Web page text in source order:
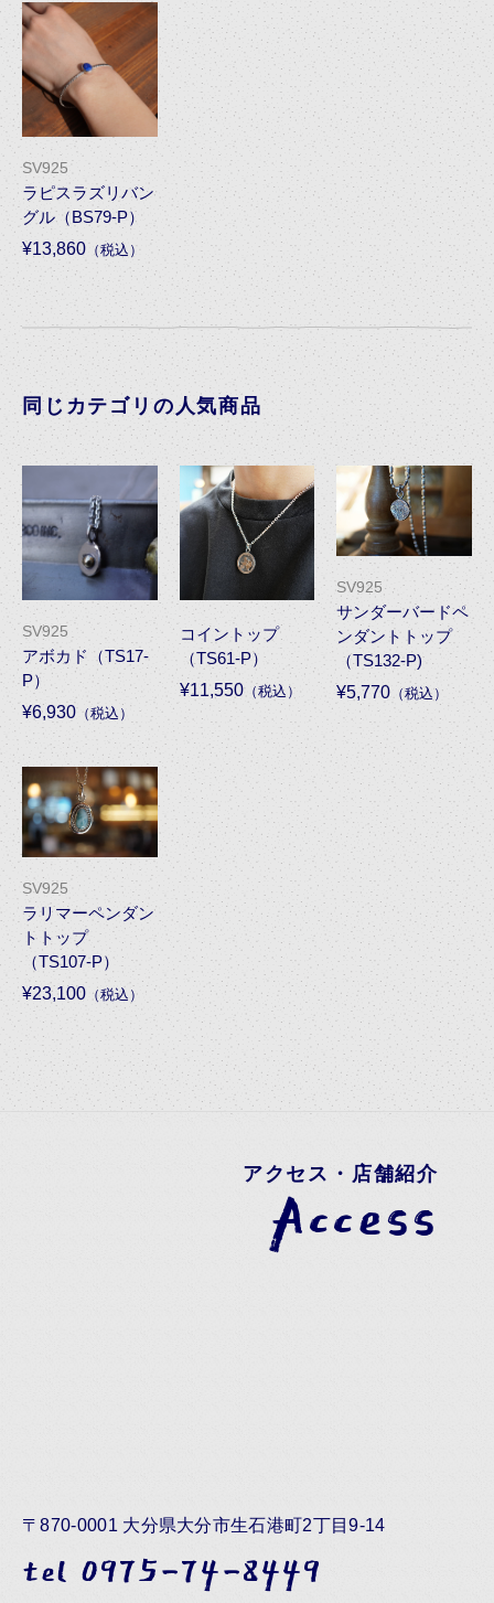
SV925
ラピスラズリバン
グル（BS79-P）
¥13,860 （税込）
同じカテゴリの人気商品
SV925
アボカド（TS17-
P）
¥6,930 （税込）
コイントップ
（TS61-P）
¥11,550（税込）
SV925
サンダーバードペ
ンダントトップ
（TS132-P)
¥5,770 （税込）
SV925
ラリマーペンダン
トトップ
（TS107-P）
¥23,100 （税込）
アクセス・店舗紹介
Access
〒870-0001 大分県大分市生石港町2丁目9-14
tel 0975-74-8449